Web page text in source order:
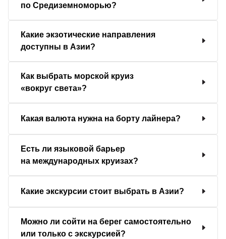
по Средиземноморью?
Какие экзотические направления
доступны в Азии?
Как выбрать морской круиз
«вокруг света»?
Какая валюта нужна на борту лайнера?
Есть ли языковой барьер
на международных круизах?
Какие экскурсии стоит выбрать в Азии?
Можно ли сойти на берег самостоятельно
или только с экскурсией?